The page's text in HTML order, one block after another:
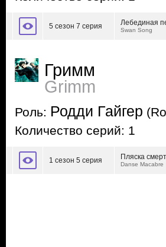
5 сезон 7 серия Лебединая
Swan Song
Гримм
Grimm
Роль: Родди Гайгер
Количество серий: 1
1 сезон 5 серия Пляска
Danse Macabre